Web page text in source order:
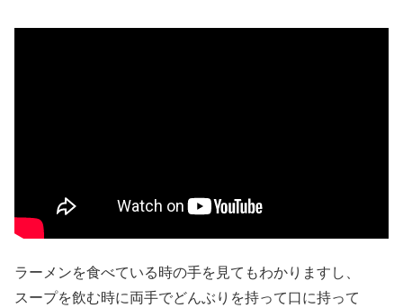
ラーメンを食べている時の手を見てもわかりますし、
スープを飲む時に両手でどんぶりを持って口に持って